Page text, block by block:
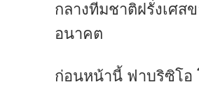
กลางทีมชาติฝรั่งเศส
อนาคต
ก่อนหน้านี้ ฟาบริซิโอ